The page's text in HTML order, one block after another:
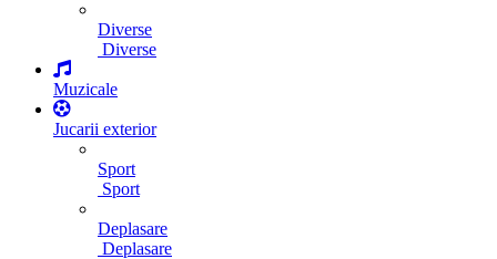
Diverse
Diverse
Muzicale
Jucarii exterior
Sport
Sport
Deplasare
Deplasare